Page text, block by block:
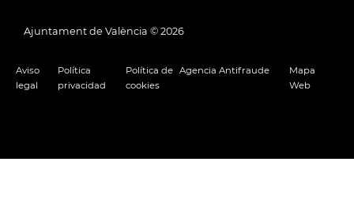
Ajuntament de València © 2026
Aviso
legal
Política
privacidad
Política de
cookies
Agencia Antifraude
Mapa
Web